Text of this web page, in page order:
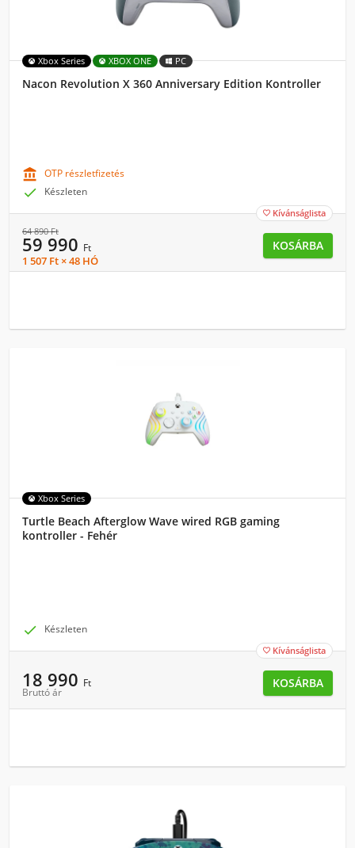
Xbox Series XBOX ONE PC
Nacon Revolution X 360 Anniversary Edition Kontroller
 OTP részletfizetés
 Készleten
 Kívánságlista
64 890Ft
59 990 Ft
1 507 Ft × 48 HÓ
KOSÁRBA
Xbox Series
Turtle Beach Afterglow Wave wired RGB gaming
kontroller - Fehér
 Készleten
 Kívánságlista
18 990 Ft
Bruttó ár
KOSÁRBA